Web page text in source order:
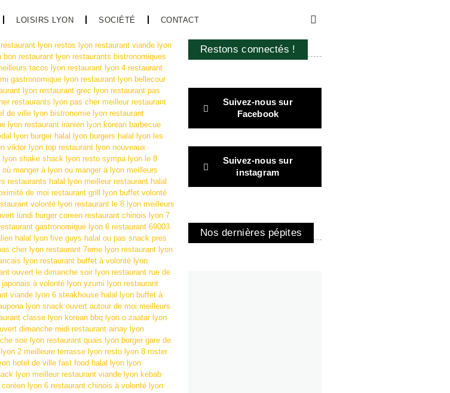
LOISIRS LYON SOCIÉTÉ CONTACT
Restons connectés !
Suivez-nous sur
Facebook
Suivez-nous sur
instagram
Nos dernières pépites